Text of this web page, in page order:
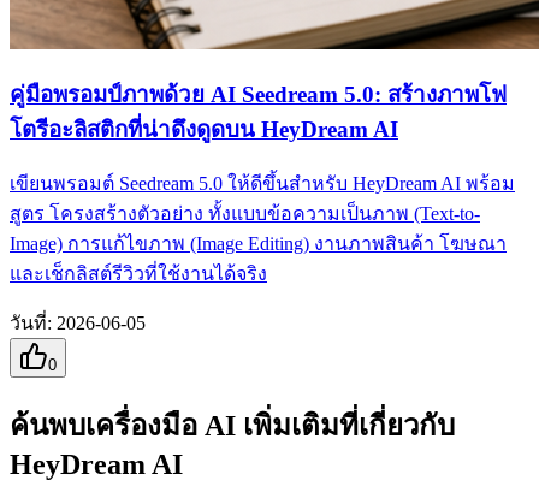
คู่มือพรอมป์ภาพด้วย AI Seedream 5.0: สร้างภาพโฟ
โตรีอะลิสติกที่น่าดึงดูดบน HeyDream AI
เขียนพรอมต์ Seedream 5.0 ให้ดีขึ้นสำหรับ HeyDream AI พร้อม
สูตร โครงสร้างตัวอย่าง ทั้งแบบข้อความเป็นภาพ (Text-to-
Image) การแก้ไขภาพ (Image Editing) งานภาพสินค้า โฆษณา
และเช็กลิสต์รีวิวที่ใช้งานได้จริง
วันที่: 2026-06-05
0
ค้นพบเครื่องมือ AI เพิ่มเติมที่เกี่ยวกับ
HeyDream AI